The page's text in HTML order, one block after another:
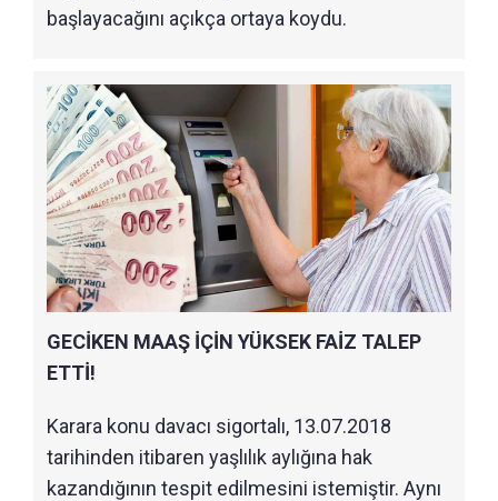
başlayacağını açıkça ortaya koydu.
GECİKEN MAAŞ İÇİN YÜKSEK FAİZ TALEP
ETTİ!
Karara konu davacı sigortalı, 13.07.2018
tarihinden itibaren yaşlılık aylığına hak
kazandığının tespit edilmesini istemiştir. Aynı